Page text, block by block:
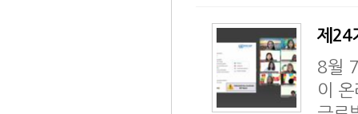
제24
8월
이